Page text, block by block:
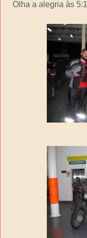
Olha a alegria às